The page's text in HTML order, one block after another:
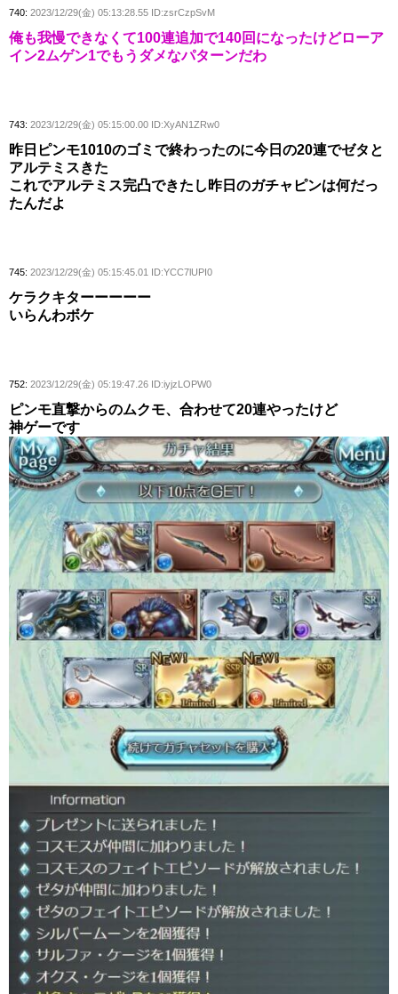
740: 2023/12/29(金) 05:13:28.55 ID:zsrCzpSvM
俺も我慢できなくて100連追加で140回になったけどローア
イン2ムゲン1でもうダメなパターンだわ
743: 2023/12/29(金) 05:15:00.00 ID:XyAN1ZRw0
昨日ピンモ1010のゴミで終わったのに今日の20連でゼタと
アルテミスきた
これでアルテミス完凸できたし昨日のガチャピンは何だっ
たんだよ
745: 2023/12/29(金) 05:15:45.01 ID:YCC7lUPI0
ケラクキターーーーー
いらんわボケ
752: 2023/12/29(金) 05:19:47.26 ID:iyjzLOPW0
ピンモ直撃からのムクモ、合わせて20連やったけど
神ゲーです